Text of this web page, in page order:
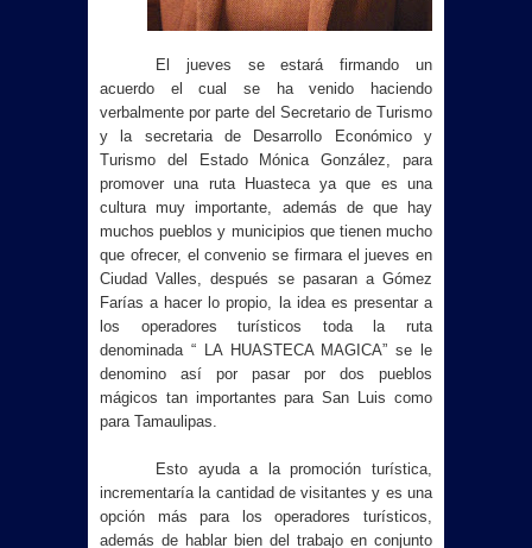
El jueves se estará firmando un
acuerdo el cual se ha venido haciendo
verbalmente por parte del Secretario de Turismo
y la secretaria de Desarrollo Económico y
Turismo del Estado Mónica González, para
promover una ruta Huasteca ya que es una
cultura muy importante, además de que hay
muchos pueblos y municipios que tienen mucho
que ofrecer, el convenio se firmara el jueves en
Ciudad Valles, después se pasaran a Gómez
Farías a hacer lo propio, la idea es presentar a
los operadores turísticos toda la ruta
denominada “ LA HUASTECA MAGICA” se le
denomino así por pasar por dos pueblos
mágicos tan importantes para San Luis como
para Tamaulipas.
Esto ayuda a la promoción turística,
incrementaría la cantidad de visitantes y es una
opción más para los operadores turísticos,
además de hablar bien del trabajo en conjunto